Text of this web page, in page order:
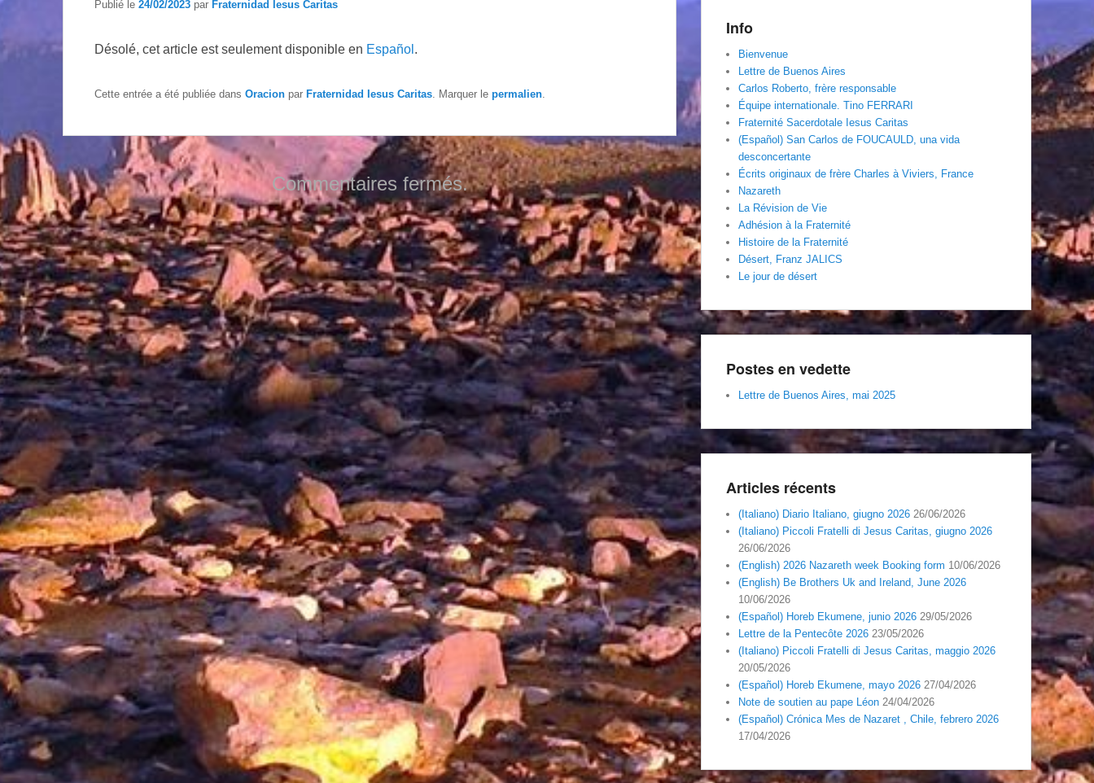
Publié le 24/02/2023 par Fraternidad Iesus Caritas
Désolé, cet article est seulement disponible en Español .
Cette entrée a été publiée dans Oracion par Fraternidad Iesus Caritas . Marquer le permalien
Commentaires fermés.
Info
Bienvenue
Lettre de Buenos Aires
Carlos Roberto, frère responsable
Équipe internationale. Tino FERRARI
Fraternité Sacerdotale Iesus Caritas
(Español) San Carlos de FOUCAULD, una vida
desconcertante
Écrits originaux de frère Charles à Viviers, France
Nazareth
La Révision de Vie
Adhésion à la Fraternité
Histoire de la Fraternité
Désert, Franz JALICS
Le jour de désert
Postes en vedette
Lettre de Buenos Aires, mai 2025
Articles récents
(Italiano) Diario Italiano, giugno 2026 26/06/2026
(Italiano) Piccoli Fratelli di Jesus Caritas, giugno 2026
26/06/2026
(English) 2026 Nazareth week Booking form 10/06/2026
(English) Be Brothers Uk and Ireland, June 2026
10/06/2026
(Español) Horeb Ekumene, junio 2026 29/05/2026
Lettre de la Pentecôte 2026 23/05/2026
(Italiano) Piccoli Fratelli di Jesus Caritas, maggio 2026
20/05/2026
(Español) Horeb Ekumene, mayo 2026 27/04/2026
Note de soutien au pape Léon 24/04/2026
(Español) Crónica Mes de Nazaret , Chile, febrero 2026
17/04/2026